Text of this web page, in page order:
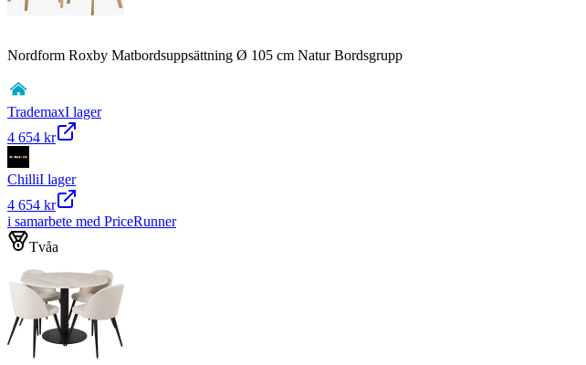
Nordform Roxby Matbordsuppsättning Ø 105 cm Natur Bordsgrupp
TrademaxI lager
4 654 kr
ChilliI lager
4 654 kr
i samarbete med PriceRunner
Tvåa